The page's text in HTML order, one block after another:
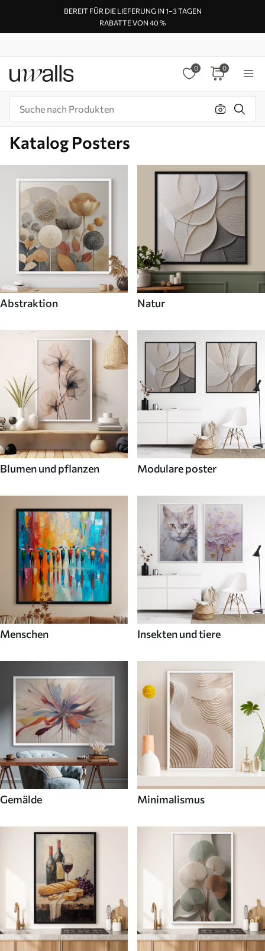
BEREIT FÜR DIE LIEFERUNG IN 1–3 TAGEN
RABATTE VON 40 %
0 0
Katalog Posters
Abstraktion Natur
Blumen und pflanzen Modulare poster
Menschen Insekten und tiere
Gemälde Minimalismus